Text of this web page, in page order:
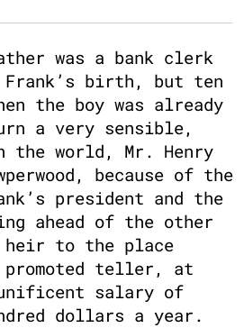
was a bank clerk
birth, but ten
the boy was already
a very sensible,
the world, Mr. Henry
because of the
president and the
ahead of the other
to the place
promoted teller, at
salary of
dollars a year.